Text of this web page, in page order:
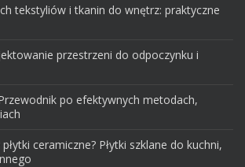
tekstyliów i tkanin do wnętrz: praktyczne
przestrzeni do odpoczynku i
po efektywnych metodach,
ceramiczne? Płytki szklane do kuchni,